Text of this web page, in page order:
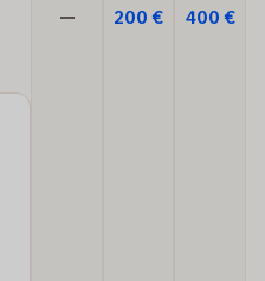
200 € 400 €